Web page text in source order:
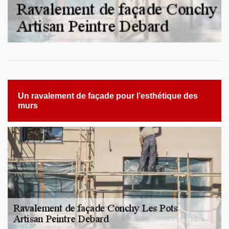
Un ravalement de façade pour l’esthétique des
murs